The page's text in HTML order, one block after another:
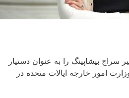
سراج بیشاپینگ را به عنوان دستیار
امور خارجه ایالات متحده در